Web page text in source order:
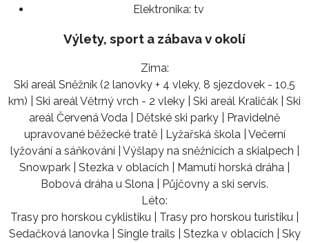
Elektronika: tv
Výlety, sport a zábava v okolí
Zima:
Ski areál Sněžník (2 lanovky + 4 vleky, 8 sjezdovek - 10,5
km) | Ski areál Větrný vrch - 2 vleky | Ski areál Kraličák | Ski
areál Červená Voda | Dětské ski parky | Pravidelně
upravované běžecké tratě | Lyžařská škola | Večerní
lyžování a sáňkování | Výšlapy na sněžnicích a skialpech |
Snowpark | Stezka v oblacích | Mamutí horská dráha |
Bobová dráha u Slona | Půjčovny a ski servis.
Léto:
Trasy pro horskou cyklistiku | Trasy pro horskou turistiku |
Sedačková lanovka | Single trails | Stezka v oblacích | Sky